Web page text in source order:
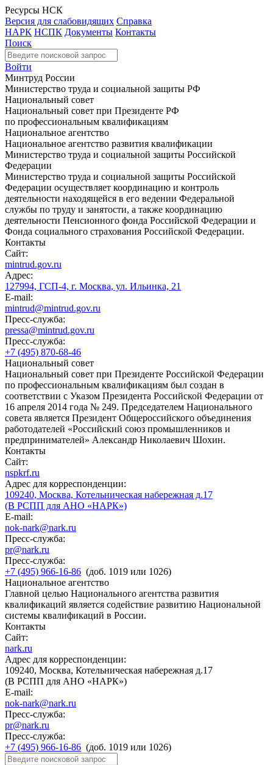
Ресурсы НСК
Версия для слабовидящих Справка
НАРК НСПК Документы Контакты
Поиск
Войти
Минтруд России
Министерство труда и социальной защиты РФ
Национальный совет
Национальный совет при Президенте РФ
по профессиональным квалификациям
Национальное агентство
Национальное агентство развития квалификации
Министерство труда и социальной защиты Российской
Федерации
Министерство труда и социальной защиты Российской
Федерации осуществляет координацию и контроль
деятельности находящейся в его ведении Федеральной
службы по труду и занятости, а также координацию
деятельности Пенсионного фонда Российской Федерации и
Фонда социального страхования Российской Федерации.
Контакты
Сайт:
mintrud.gov.ru
Адрес:
127994, ГСП-4, г. Москва, ул. Ильинка, 21
E-mail:
mintrud@mintrud.gov.ru
Пресс-служба:
pressa@mintrud.gov.ru
Пресс-служба:
+7 (495) 870-68-46
Национальный совет
Национальный совет при Президенте Российской Федерации
по профессиональным квалификациям был создан в
соответствии с Указом Президента Российской Федерации от
16 апреля 2014 года № 249. Председателем Национального
совета является Президент Общероссийского объединения
работодателей «Российский союз промышленников и
предпринимателей» Александр Николаевич Шохин.
Контакты
Сайт:
nspkrf.ru
Адрес для корреспонденции:
109240, Москва, Котельническая набережная д.17
(В РСПП для АНО «НАРК»)
E-mail:
nok-nark@nark.ru
Пресс-служба:
pr@nark.ru
Пресс-служба:
+7 (495) 966-16-86 (доб. 1019 или 1026)
Национальное агентство
Главной целью Национального агентства развития
квалификаций является содействие развитию Национальной
системы квалификаций в России.
Контакты
Сайт:
nark.ru
Адрес для корреспонденции:
109240, Москва, Котельническая набережная д.17
(В РСПП для АНО «НАРК»)
E-mail:
nok-nark@nark.ru
Пресс-служба:
pr@nark.ru
Пресс-служба:
+7 (495) 966-16-86 (доб. 1019 или 1026)